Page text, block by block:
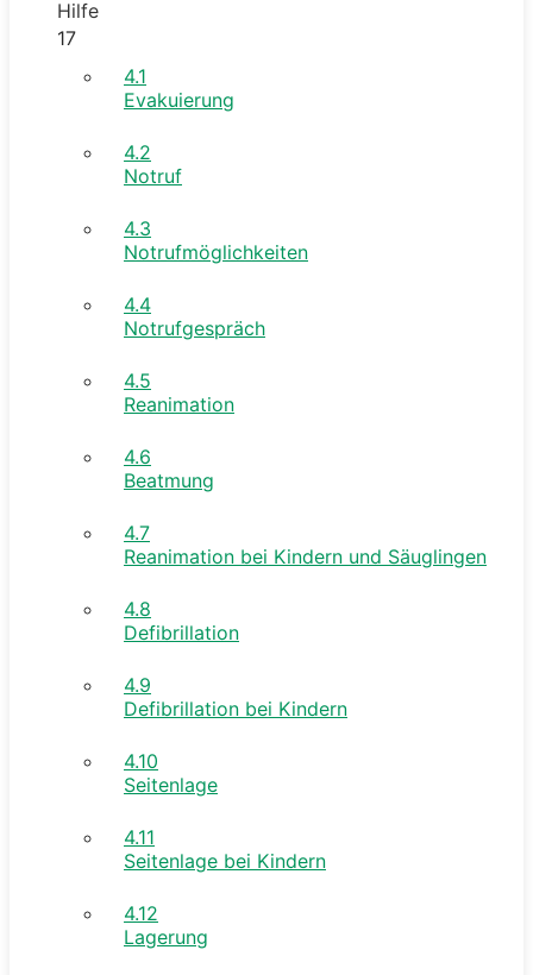
Hilfe
17
4.1
Evakuierung
4.2
Notruf
4.3
Notrufmöglichkeiten
4.4
Notrufgespräch
4.5
Reanimation
4.6
Beatmung
4.7
Reanimation bei Kindern und Säuglingen
4.8
Defibrillation
4.9
Defibrillation bei Kindern
4.10
Seitenlage
4.11
Seitenlage bei Kindern
4.12
Lagerung